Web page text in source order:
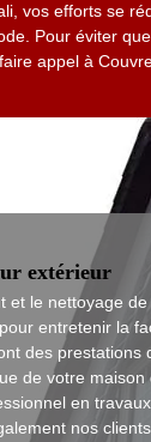
vos efforts se
Pour éviter
appel à
extérieur
et le nettoyage
entretenir la
des prestations
de votre maison
en
nos